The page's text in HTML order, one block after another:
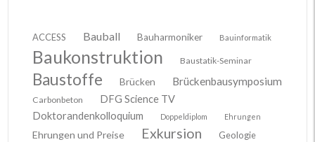
ACCESS Bauball Bauharmoniker Bauinformatik
Baukonstruktion Baustatik-Seminar
Baustoffe Brücken Brückenbausymposium
Carbonbeton
DFG Science TV
Doktorandenkolloquium
Doppeldiplom Ehrungen
Ehrungen und Preise Exkursion
Geologie